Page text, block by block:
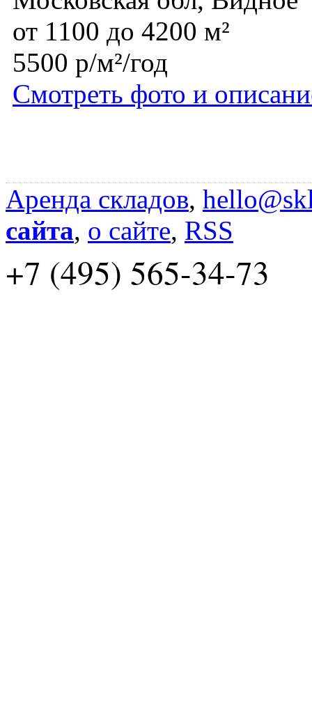
от 1100 до 4200 м²
5500 р/м²/год
Смотреть фото и
Аренда складов,
сайта, о сайте, RSS
+7 (495) 565-34-73